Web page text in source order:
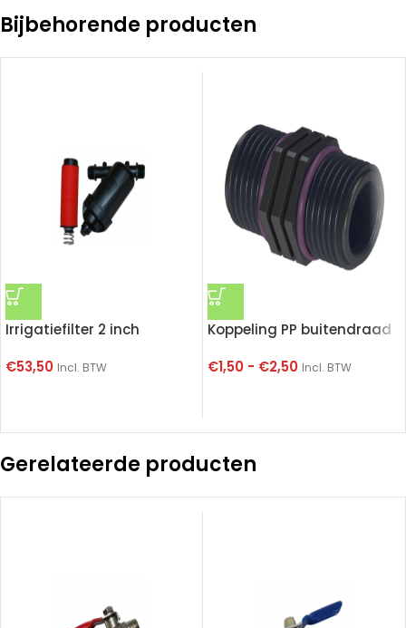
Bijbehorende producten
Irrigatiefilter 2 inch
€53,50 Incl. BTW
Koppeling PP buitendraad
€1,50 - €2,50 Incl. BTW
Gerelateerde producten